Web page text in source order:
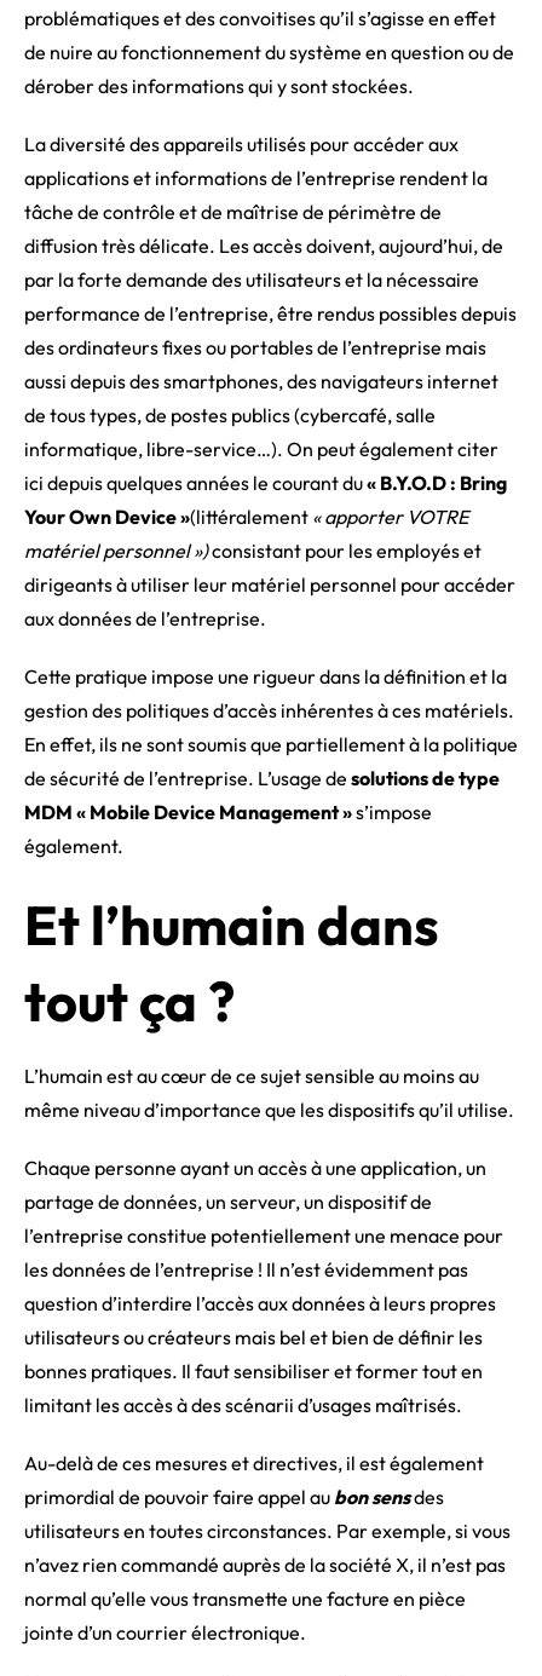
problématiques et des convoitises qu’il s’agisse en effet
de nuire au fonctionnement du système en question ou de
dérober des informations qui y sont stockées.
La diversité des appareils utilisés pour accéder aux
applications et informations de l’entreprise rendent la
tâche de contrôle et de maîtrise de périmètre de
diffusion très délicate. Les accès doivent, aujourd’hui, de
par la forte demande des utilisateurs et la nécessaire
performance de l’entreprise, être rendus possibles depuis
des ordinateurs fixes ou portables de l’entreprise mais
aussi depuis des smartphones, des navigateurs internet
de tous types, de postes publics (cybercafé, salle
informatique, libre-service…). On peut également citer
ici depuis quelques années le courant du« B.Y.O.D : Bring
Your Own Device »(littéralement « apporter VOTRE
matériel personnel »)consistant pour les employés et
dirigeants à utiliser leur matériel personnel pour accéder
aux données de l’entreprise.
Cette pratique impose une rigueur dans la définition et la
gestion des politiques d’accès inhérentes à ces matériels.
En effet, ils ne sont soumis que partiellement à la politique
de sécurité de l’entreprise. L’usage de solutions de type
MDM « Mobile Device Management »s’impose
également.
Et l’humain dans
tout ça ?
L’humain est au cœur de ce sujet sensible au moins au
même niveau d’importance que les dispositifs qu’il utilise.
Chaque personne ayant un accès à une application, un
partage de données, un serveur, un dispositif de
l’entreprise constitue potentiellement une menace pour
les données de l’entreprise ! Il n’est évidemment pas
question d’interdire l’accès aux données à leurs propres
utilisateurs ou créateurs mais bel et bien de définir les
bonnes pratiques. Il faut sensibiliser et former tout en
limitant les accès à des scénarii d’usages maîtrisés.
Au-delà de ces mesures et directives, il est également
primordial de pouvoir faire appel au bon sensdes
utilisateurs en toutes circonstances. Par exemple, si vous
n’avez rien commandé auprès de la société X, il n’est pas
normal qu’elle vous transmette une facture en pièce
jointe d’un courrier électronique.